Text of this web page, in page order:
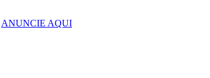
ANUNCIE AQUI